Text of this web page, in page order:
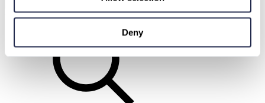
Deny
Unseren AI Agenten fragen